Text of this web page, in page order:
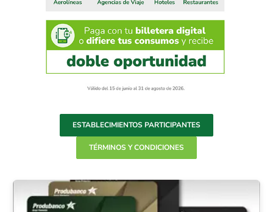
ESTABLECIMIENTOS PARTICIPANTES
TÉRMINOS Y CONDICIONES